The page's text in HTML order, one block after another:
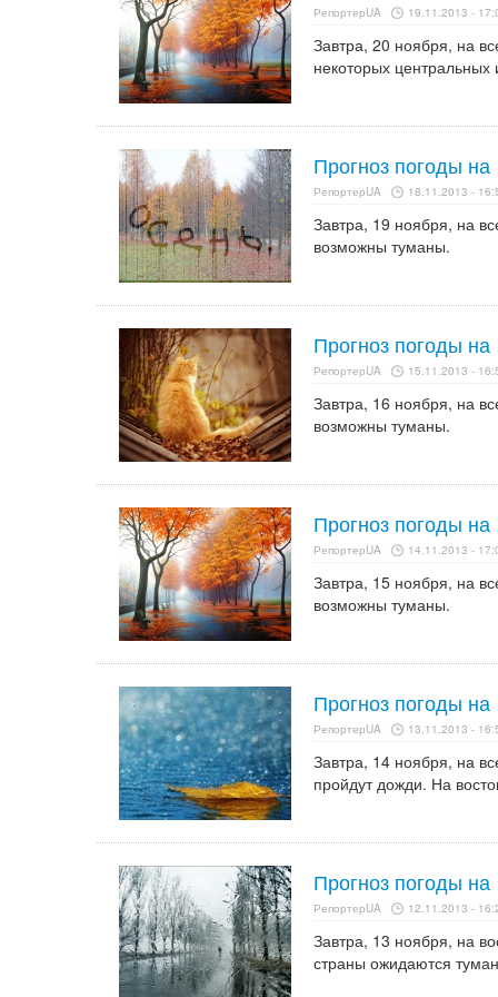
РепортерUA 19.11.2013 -
Завтра, 20 ноября, на
некоторых
Прогноз погоды
РепортерUA 18.11.2013 -
Завтра, 19 ноября, на
возможны туманы.
Прогноз погоды
РепортерUA 15.11.2013 -
Завтра, 16 ноября, на
возможны туманы.
Прогноз погоды
РепортерUA 14.11.2013 -
Завтра, 15 ноября, на
возможны туманы.
Прогноз погоды
РепортерUA 13.11.2013 -
Завтра, 14 ноября, на
пройдут дожди. На
Прогноз погоды
РепортерUA 12.11.2013 -
Завтра, 13 ноября, на
страны ожидаются